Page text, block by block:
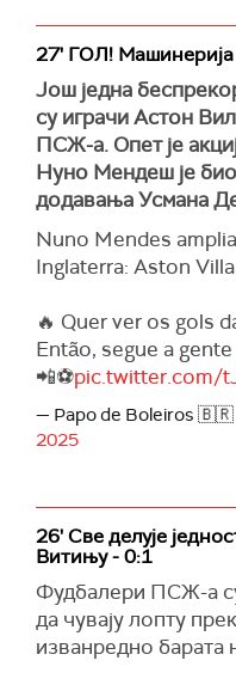
27' ГОЛ!
Још једна
су играчи Астон
ПСЖ-а. Опет је
Нуно Мендеш је
додавања Усмана
Nuno Mendes
Inglaterra: Aston
🔥 Quer ver os gols
Então, segue a
📲⚽pic.twitter.com/
— Papo de Boleiros 🇧🇷
2025
26' Све делује
Витињу - 0:1
Фудбалери ПСЖ-а
да чувају лопту
изванредно барата